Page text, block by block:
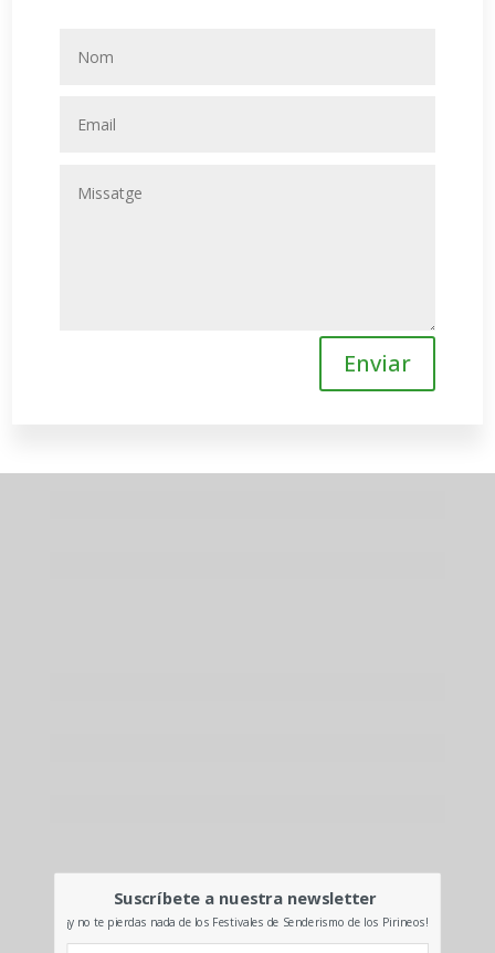
Enviar
Suscríbete a nuestra newsletter
¡y no te pierdas nada de los Festivales de Senderismo de los Pirineos!